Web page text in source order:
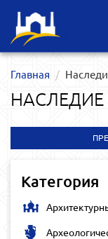
Главная
НАСЛЕДИЕ
Категория